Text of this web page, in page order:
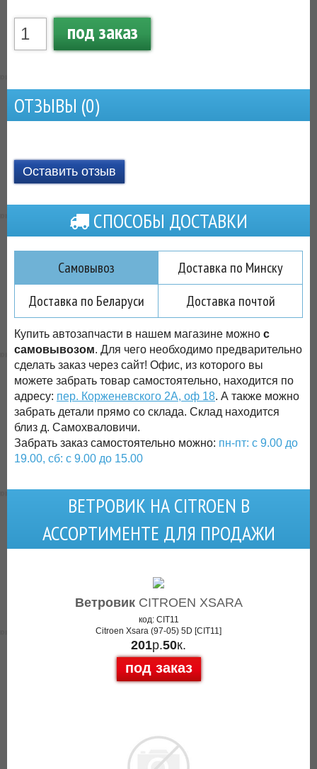
под заказ
ОТЗЫВЫ (0)
Оставить отзыв
СПОСОБЫ ДОСТАВКИ
Самовывоз
Доставка по Минску
Доставка по Беларуси
Доставка почтой
Купить автозапчасти в нашем магазине можно с
самовывозом. Для чего необходимо предварительно
сделать заказ через сайт! Офис, из которого вы
можете забрать товар самостоятельно, находится по
адресу: пер. Корженевского 2А, оф 18. А также можно
забрать детали прямо со склада. Склад находится
близ д. Самохваловичи.
Забрать заказ самостоятельно можно: пн-пт: с 9.00 до
19.00, сб: с 9.00 до 15.00
ВЕТРОВИК НА CITROEN В
АССОРТИМЕНТЕ ДЛЯ ПРОДАЖИ
ВетровикCITROEN XSARA
код: CIT11
Citroen Xsara (97-05) 5D [CIT11]
201р.50к.
под заказ